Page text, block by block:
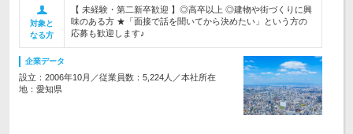
対象と
なる方
【 未経験・第二新卒歓迎 】◎高卒以上 ◎建物や街づくりに興
味のある方 ★「面接で話を聞いてから決めたい」という方の
応募も歓迎します♪
企業データ
設立：2006年10月／従業員数：5,224人／本社所在
地：愛知県